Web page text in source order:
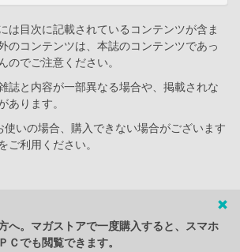
は目次に記載されているコンテンツが含ま
のコンテンツは、本誌のコンテンツであっ
のでご注意ください。
誌と内容が一部異なる場合や、掲載されな
あります。
いの場合、購入できない場合がございます
ご利用ください。
へ。マガストアで一度購入すると、スマホ
Ｃでも閲覧できます。